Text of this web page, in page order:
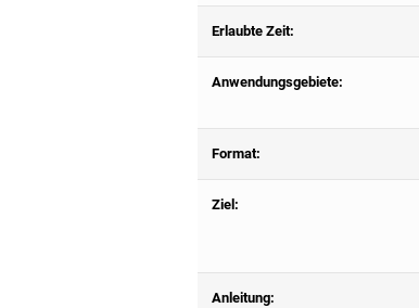
Erlaubte Zeit:
Anwendungsgebiete:
Format:
Ziel:
Anleitung: